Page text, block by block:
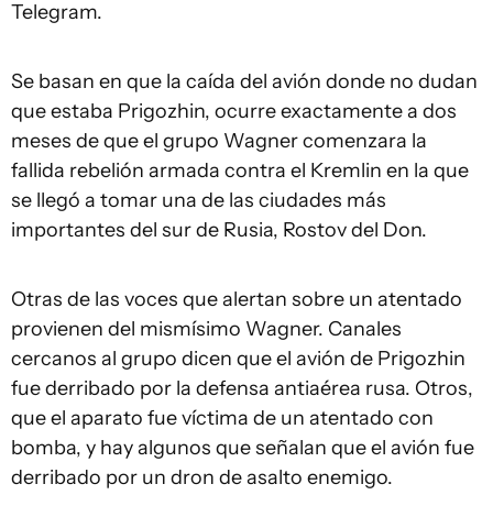
Telegram.
Se basan en que la caída del avión donde no dudan
que estaba Prigozhin, ocurre exactamente a dos
meses de que el grupo Wagner comenzara la
fallida rebelión armada contra el Kremlin en la que
se llegó a tomar una de las ciudades más
importantes del sur de Rusia, Rostov del Don.
Otras de las voces que alertan sobre un atentado
provienen del mismísimo Wagner. Canales
cercanos al grupo dicen que el avión de Prigozhin
fue derribado por la defensa antiaérea rusa. Otros,
que el aparato fue víctima de un atentado con
bomba, y hay algunos que señalan que el avión fue
derribado por un dron de asalto enemigo.